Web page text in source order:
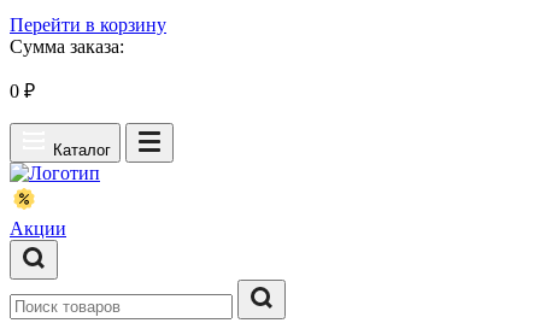
Перейти в корзину
Сумма заказа:
0 ₽
Каталог
Акции